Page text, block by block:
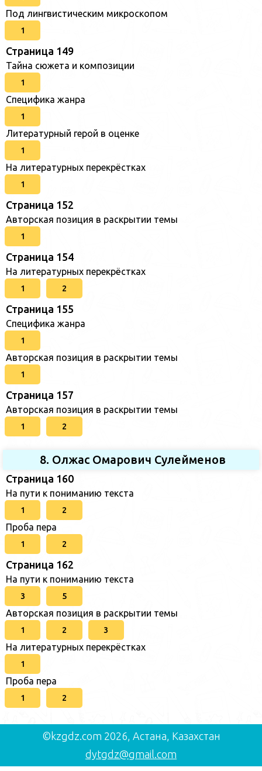
Под лингвистическим микроскопом
1
Страница 149
Тайна сюжета и композиции
1
Специфика жанра
1
Литературный герой в оценке
1
На литературных перекрёстках
1
Страница 152
Авторская позиция в раскрытии темы
1
Страница 154
На литературных перекрёстках
1 2
Страница 155
Специфика жанра
1
Авторская позиция в раскрытии темы
1
Страница 157
Авторская позиция в раскрытии темы
1 2
8. Олжас Омарович Сулейменов
Страница 160
На пути к пониманию текста
1 2
Проба пера
1 2
Страница 162
На пути к пониманию текста
3 5
Авторская позиция в раскрытии темы
1 2 3
На литературных перекрёстках
1
Проба пера
1 2
©kzgdz.com 2026, Астана, Казахстан
dytgdz@gmail.com